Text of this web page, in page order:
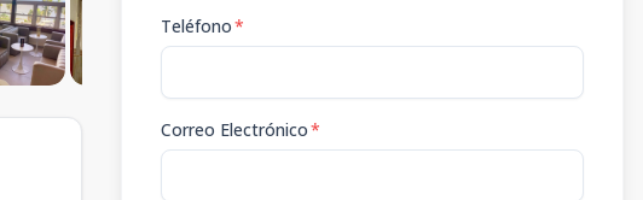
Teléfono*
Correo Electrónico*